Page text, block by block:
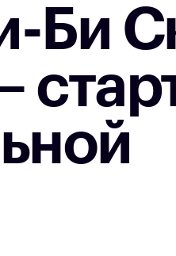
Би